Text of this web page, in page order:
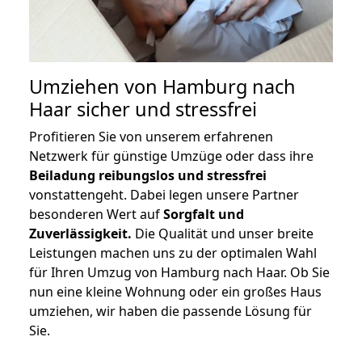
Umziehen von Hamburg nach
Haar sicher und stressfrei
Profitieren Sie von unserem erfahrenen
Netzwerk für günstige Umzüge oder dass ihre
Beiladung reibungslos und stressfrei
vonstattengeht. Dabei legen unsere Partner
besonderen Wert aufSorgfalt und
Zuverlässigkeit. Die Qualität und unser breite
Leistungen machen uns zu der optimalen Wahl
für Ihren Umzug von Hamburg nach Haar. Ob Sie
nun eine kleine Wohnung oder ein großes Haus
umziehen, wir haben die passende Lösung für
Sie.